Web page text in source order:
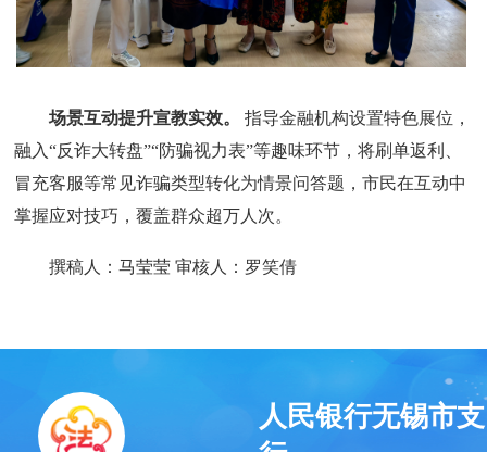
场景互动提升宣教实效。 指导金融机构设置特色展位，
融入“反诈大转盘”“防骗视力表”等趣味环节，将刷单返利、
冒充客服等常见诈骗类型转化为情景问答题，市民在互动中
掌握应对技巧，覆盖群众超万人次。
撰稿人：马莹莹 审核人：罗笑倩
人民银行无锡市支